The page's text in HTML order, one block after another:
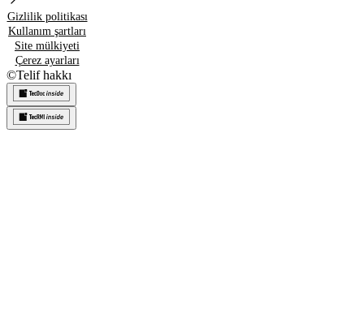
Gizlilik politikası
Kullanım şartları
Site mülkiyeti
Çerez ayarları
©Telif hakkı